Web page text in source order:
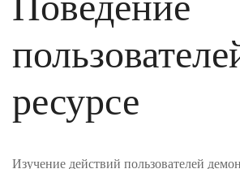
ресурсе
Изучение действий пользователей